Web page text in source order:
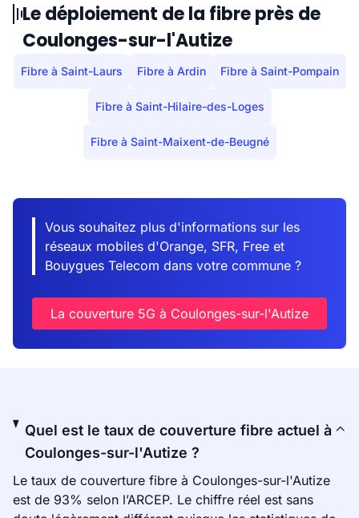
Le déploiement de la fibre près de
Coulonges-sur-l'Autize
Fibre à Saint-Laurs Fibre à Ardin Fibre à Saint-Pompain
Fibre à Saint-Hilaire-des-Loges
Fibre à Saint-Maixent-de-Beugné
Vous souhaitez plus d'informations sur les
réseaux mobiles d'Orange, SFR, Free et
Bouygues Telecom dans votre commune ?
La couverture 5G à Coulonges-sur-l'Autize
Quel est le taux de couverture fibre actuel à
Coulonges-sur-l'Autize ?
Le taux de couverture fibre à Coulonges-sur-l'Autize
est de 93% selon l’ARCEP. Le chiffre réel est sans